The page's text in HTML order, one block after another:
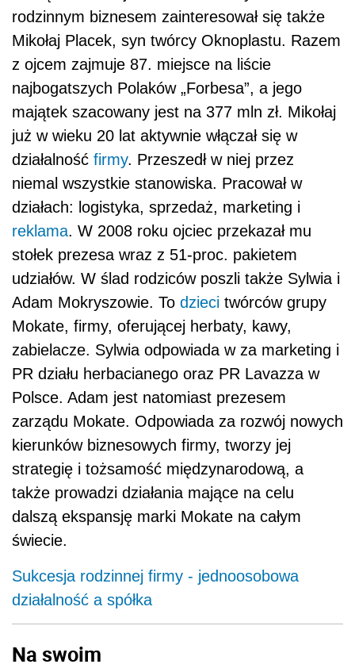
rodzinnym biznesem zainteresował się także
Mikołaj Placek, syn twórcy Oknoplastu. Razem
z ojcem zajmuje 87. miejsce na liście
najbogatszych Polaków „Forbesa”, a jego
majątek szacowany jest na 377 mln zł. Mikołaj
już w wieku 20 lat aktywnie włączał się w
działalność firmy. Przeszedł w niej przez
niemal wszystkie stanowiska. Pracował w
działach: logistyka, sprzedaż, marketing i
reklama. W 2008 roku ojciec przekazał mu
stołek prezesa wraz z 51-proc. pakietem
udziałów. W ślad rodziców poszli także Sylwia i
Adam Mokryszowie. To dzieci twórców grupy
Mokate, firmy, oferującej herbaty, kawy,
zabielacze. Sylwia odpowiada w za marketing i
PR działu herbacianego oraz PR Lavazza w
Polsce. Adam jest natomiast prezesem
zarządu Mokate. Odpowiada za rozwój nowych
kierunków biznesowych firmy, tworzy jej
strategię i tożsamość międzynarodową, a
także prowadzi działania mające na celu
dalszą ekspansję marki Mokate na całym
świecie.
Sukcesja rodzinnej firmy - jednoosobowa
działalność a spółka
Na swoim